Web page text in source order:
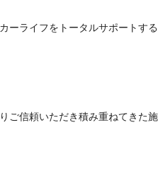
ーライフをトータルサポートする
ご信頼いただき積み重ねてきた施